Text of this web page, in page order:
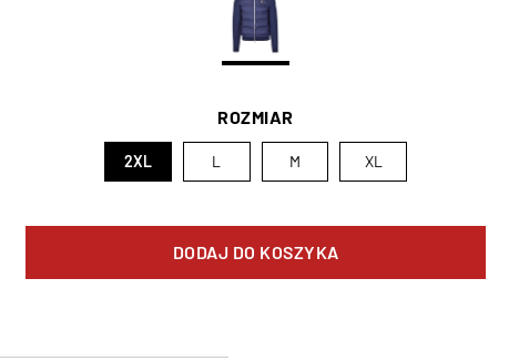
ROZMIAR
2XL L M XL
DODAJ DO KOSZYKA